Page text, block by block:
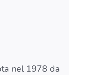
nel 1978 da